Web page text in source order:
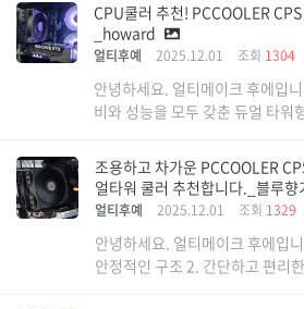
CPU쿨러 추천! PCCOOLER
_howard
얼티후예 2025.12.01 조회 1304
안녕하세요. 얼티메이크 후에입
비와 성능을 모두 갖춘 듀얼 타워
조용하고 차가운 PCCOOLER
얼타워 쿨러 추천합니다._블루향
얼티후예 2025.12.01 조회 1329
안녕하세요. 얼티메이크 후에입
안정적인 구조 2. 간단하고 편리